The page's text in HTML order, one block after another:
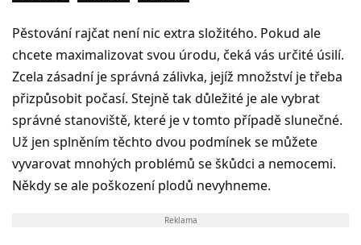
Pěstování rajčat není nic extra složitého. Pokud ale
chcete maximalizovat svou úrodu, čeká vás určité úsilí.
Zcela zásadní je správná zálivka, jejíž množství je třeba
přizpůsobit počasí. Stejně tak důležité je ale vybrat
správné stanoviště, které je v tomto případě slunečné.
Už jen splněním těchto dvou podmínek se můžete
vyvarovat mnohých problémů se škůdci a nemocemi.
Někdy se ale poškození plodů nevyhneme.
Reklama